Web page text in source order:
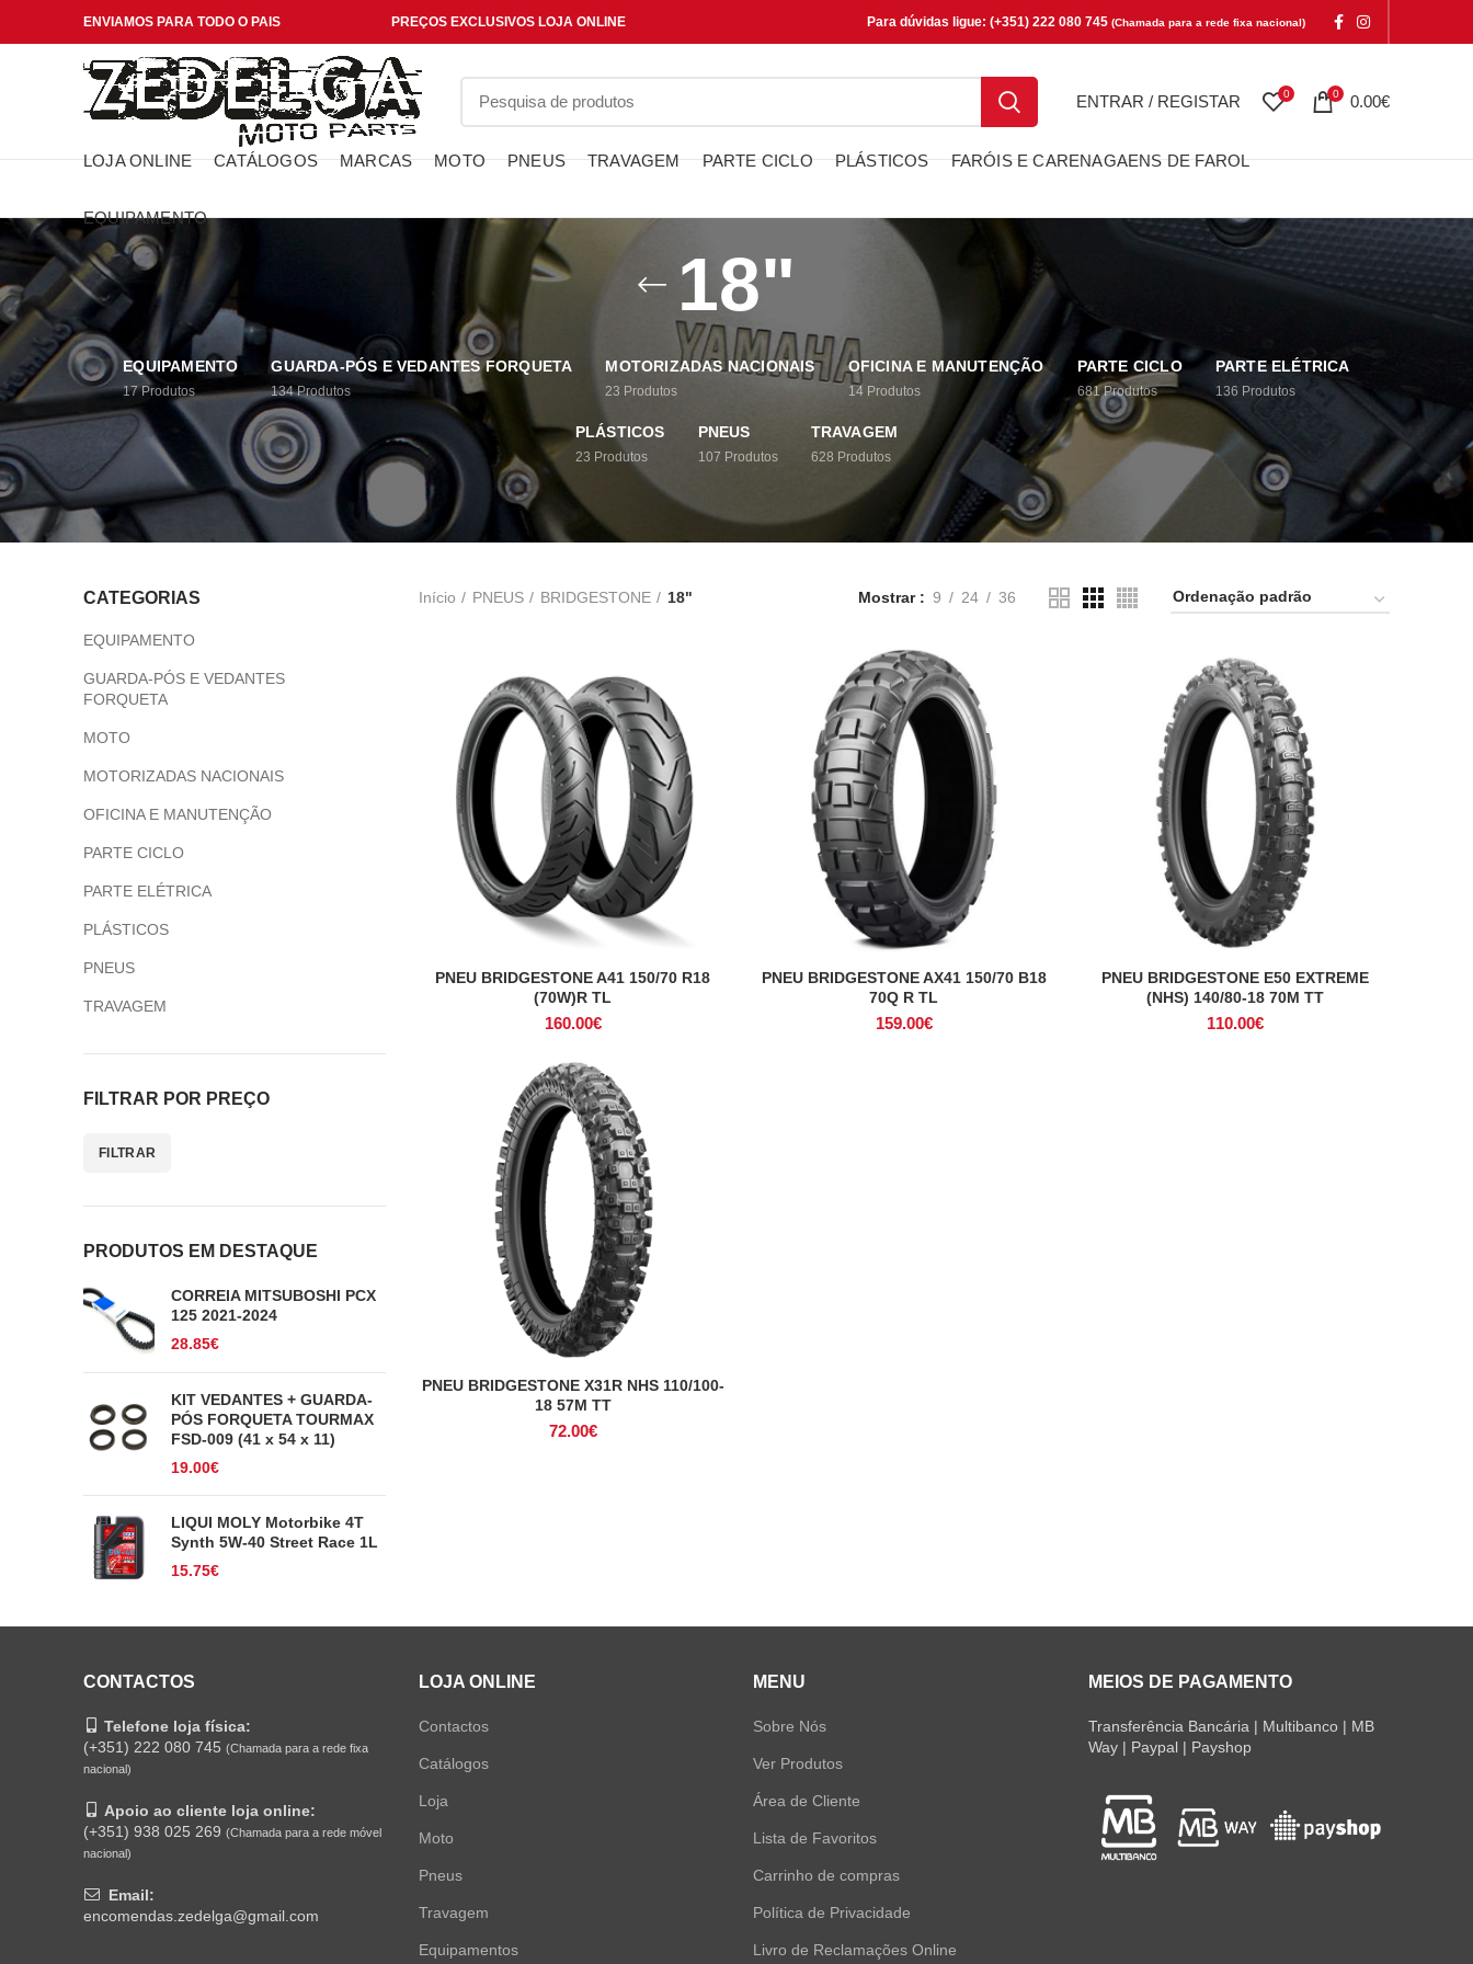
ENVIAMOS PARA TODO O PAIS PREÇOS EXCLUSIVOS LOJA ONLINE Para dúvidas ligue: (+351) 222 080 745 (Chamada para a rede fixa nacional)
ENTRAR / REGISTAR 0 0 0.00€
LOJA ONLINE CATÁLOGOS MARCAS MOTO PNEUS TRAVAGEM PARTE CICLO PLÁSTICOS FARÓIS E CARENAGAENS DE FAROL
EQUIPAMENTO
18"
EQUIPAMENTO
17 Produtos
GUARDA-PÓS E VEDANTES FORQUETA
134 Produtos
MOTORIZADAS NACIONAIS
23 Produtos
OFICINA E MANUTENÇÃO
14 Produtos
PARTE CICLO
681 Produtos
PARTE ELÉTRICA
136 Produtos
PLÁSTICOS
23 Produtos
PNEUS
107 Produtos
TRAVAGEM
628 Produtos
CATEGORIAS
EQUIPAMENTO
GUARDA-PÓS E VEDANTES
FORQUETA
MOTO
MOTORIZADAS NACIONAIS
OFICINA E MANUTENÇÃO
PARTE CICLO
PARTE ELÉTRICA
PLÁSTICOS
PNEUS
TRAVAGEM
FILTRAR POR PREÇO
FILTRAR
PRODUTOS EM DESTAQUE
CORREIA MITSUBOSHI PCX
125 2021-2024
28.85€
KIT VEDANTES + GUARDA-
PÓS FORQUETA TOURMAX
FSD-009 (41 x 54 x 11)
19.00€
LIQUI MOLY Motorbike 4T
Synth 5W-40 Street Race 1L
15.75€
Início PNEUS BRIDGESTONE 18" Mostrar 9 24 36
ADICIONAR
PNEU BRIDGESTONE A41 150/70 R18
(70W)R TL
160.00€
ADICIONAR
PNEU BRIDGESTONE AX41 150/70 B18
70Q R TL
159.00€
ADICIONAR
PNEU BRIDGESTONE E50 EXTREME
(NHS) 140/80-18 70M TT
110.00€
ADICIONAR
PNEU BRIDGESTONE X31R NHS 110/100-
18 57M TT
72.00€
CONTACTOS
Telefone loja física:
(+351) 222 080 745 (Chamada para a rede fixa
nacional)
Apoio ao cliente loja online:
(+351) 938 025 269 (Chamada para a rede móvel
nacional)
Email:
encomendas.zedelga@gmail.com
LOJA ONLINE
Contactos
Catálogos
Loja
Moto
Pneus
Travagem
Equipamentos
MENU
Sobre Nós
Ver Produtos
Área de Cliente
Lista de Favoritos
Carrinho de compras
Política de Privacidade
Livro de Reclamações Online
MEIOS DE PAGAMENTO
Transferência Bancária | Multibanco | MB
Way | Paypal | Payshop